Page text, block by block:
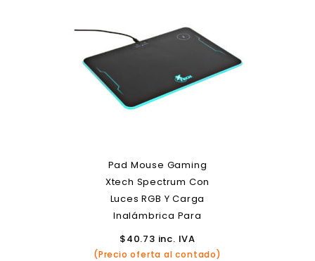
Pad Mouse Gaming
Xtech Spectrum Con
Luces RGB Y Carga
Inalámbrica Para
Smartphones
$40.73 inc. IVA
(Precio oferta al contado)